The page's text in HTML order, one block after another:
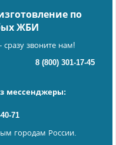
по
ЖБИ
звоните нам!
8 (800) 301-17-45
мессенджеры:
71
городам России.